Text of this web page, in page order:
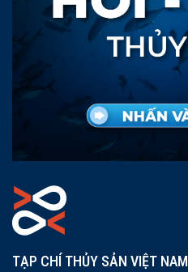
TẠP CHÍ THỦY SẢN VIỆT NAM